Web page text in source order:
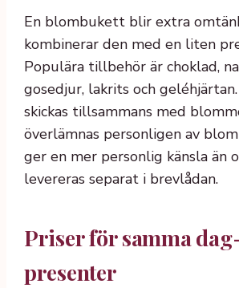
En blombukett blir extra
kombinerar den med en liten
Populära tillbehör är choklad,
gosedjur, lakrits och
skickas tillsammans med
överlämnas personligen av
ger en mer personlig känsla än
levereras separat i brevlådan.
Priser för samma
presenter